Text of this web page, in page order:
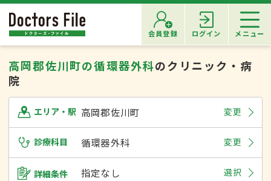
会員登録 ログイン メニュー
高岡郡佐川町の循環器外科のクリニック・病
院
エリア・駅 高岡郡佐川町 変更
診療科目 循環器外科 変更
詳細条件 指定なし 選択